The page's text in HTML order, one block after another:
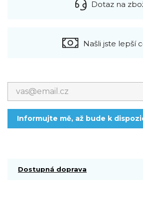
Dotaz na
Našli jste lepší
Informujte mě, až bude k
Dostupná doprava